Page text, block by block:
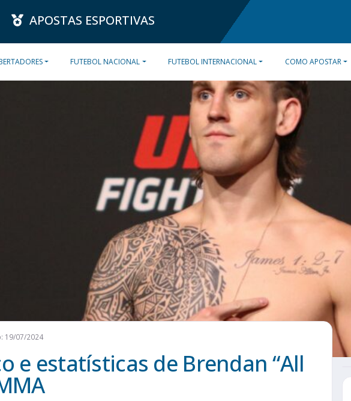
APOSTAS ESPORTIVAS
FUTEBOL NACIONAL FUTEBOL INTERNACIONAL COMO APOSTAR
19/07/2024
e estatísticas de Brendan “All